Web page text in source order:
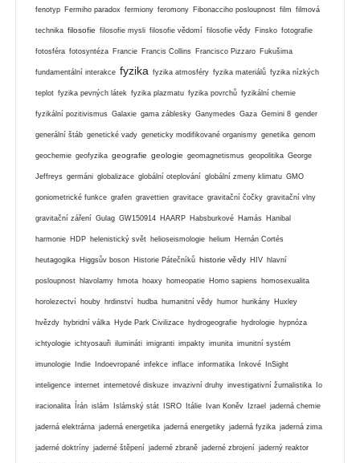
fenotyp Fermiho paradox fermiony feromony Fibonacciho posloupnost film filmová
technika filosofie filosofie mysli filosofie vědomí filosofie vědy Finsko fotografie
fotosféra fotosyntéza Francie Francis Collins Francisco Pizzaro Fukušima
fundamentální interakce fyzika fyzika atmosféry fyzika materiálů fyzika nízkých
teplot fyzika pevných látek fyzika plazmatu fyzika povrchů fyzikální chemie
fyzikální pozitivismus Galaxie gama záblesky Ganymedes Gaza Gemini 8 gender
generální štáb genetické vady geneticky modifikované organismy genetika genom
geochemie geofyzika geografie geologie geomagnetismus geopolitika George
Jeffreys germáni globalizace globální oteplování globální zmeny klimatu GMO
goniometrické funkce grafen gravettien gravitace gravitační čočky gravitační vlny
gravitační záření Gulag GW150914 HAARP Habsburkové Hamás Hanibal
harmonie HDP helenistický svět helioseismologie helium Hernán Cortés
heutagogika Higgsův boson Historie Pátečníků historie vědy HIV hlavní
posloupnost hlavolamy hmota hoaxy homeopatie Homo sapiens homosexualita
horolezectví houby hrdinství hudba humanitní vědy humor hurikány Huxley
hvězdy hybridní válka Hyde Park Civilizace hydrogeografie hydrologie hypnóza
ichtyologie ichtyosauři ilumináti imigranti impakty imunita imunitní systém
imunologie Indie Indoevropané infekce inflace informatika Inkové InSight
inteligence internet internetové diskuze invazivní druhy investigativní žurnalistika Io
iracionalita Írán islám Islámský stát ISRO Itálie Ivan Koněv Izrael jaderná chemie
jaderná elektrárna jaderná energetika jaderná energetiky jaderná fyzika jaderná zima
jaderné doktríny jaderné štěpení jaderné zbraně jaderné zbrojení jaderný reaktor